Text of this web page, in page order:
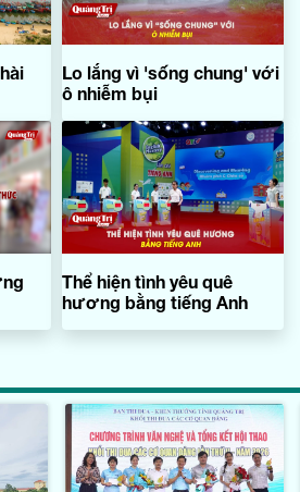
Lo lắng vì 'sống chung' với
ô nhiễm bụi
Thể hiện tình yêu quê
hương bằng tiếng Anh